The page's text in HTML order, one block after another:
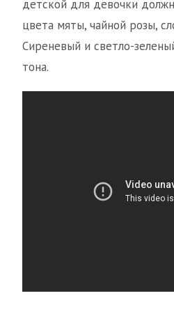
детской для девочки
цвета мяты, чайной розы,
Сиреневый и светло-
тона.